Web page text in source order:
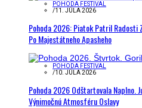
POHODA FESTIVAL
/11. JÚLA 2026
Pohoda 2026: Piatok Patril Radosti
Po Majestátneho Apasheho
POHODA FESTIVAL
/10. JÚLA 2026
Pohoda 2026 Odštartovala Naplno.
Výnimočnú Atmosféru Oslavy